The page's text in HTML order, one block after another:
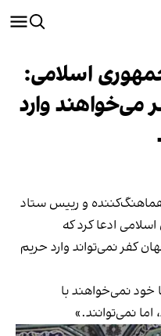
اسلامی:
می‌خواهند وارد
و رییس ستاد
ادعا کرد که
کفر نمی‌تواند وارد حریم
خود نمی‌خواهند با
نمی‌توانند.»